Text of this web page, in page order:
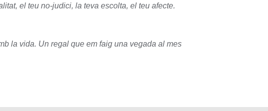
el teu no-judici, la teva escolta, el teu afecte.
la vida. Un regal que em faig una vegada al mes